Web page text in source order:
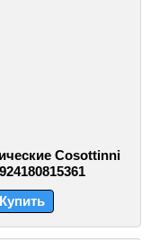
Cosottinni
Купить